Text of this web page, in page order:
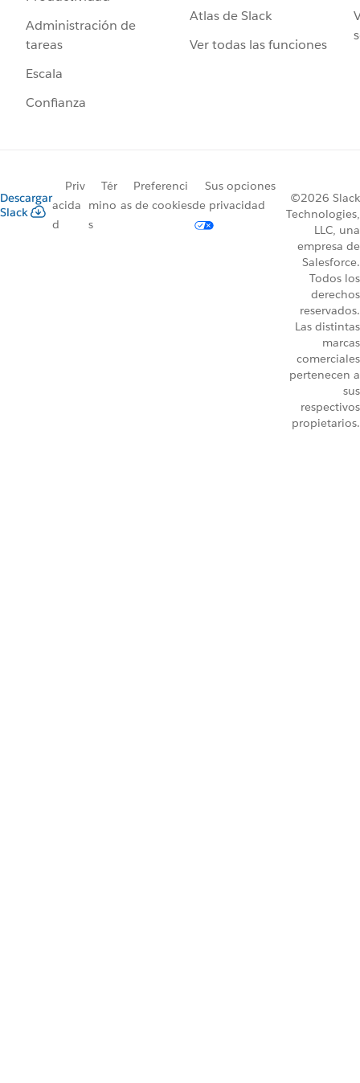
Administración de
tareas
Escala
Confianza
Atlas de Slack
Ver todas las funciones
Descargar
Slack
Priv
acida
d
Tér
mino
s
Preferenci
as de cookies
Sus opciones
de privacidad
©2026 Slack
Technologies,
LLC, una
empresa de
Salesforce.
Todos los
derechos
reservados.
Las distintas
marcas
comerciales
pertenecen a
sus
respectivos
propietarios.